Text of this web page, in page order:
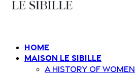
Home
Maison Le Sibille
A history of women